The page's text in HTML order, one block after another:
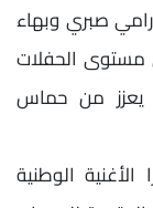
صبري وبهاء
مستوى الحفلات
يعزز من حماس
الوطنية